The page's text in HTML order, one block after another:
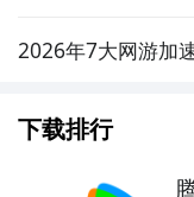
2026年7大网游加
下载排行